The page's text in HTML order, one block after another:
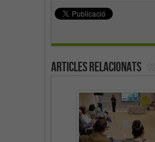
Articles Relacionats